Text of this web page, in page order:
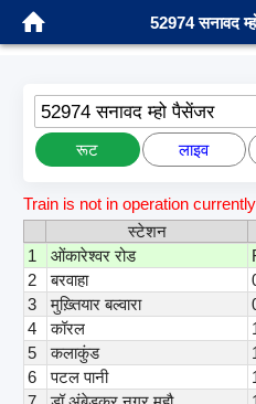
52974 सनावद
52974 सनावद म्हो पैसेंजर
रूट लाइव
Train is not in operation currently
स्टेशन
1
ओंकारेश्वर रोड
2
बरवाहा
3
मुख़्तियार बल्वारा
4
कॉरल
5
कलाकुंड
6
पटल पानी